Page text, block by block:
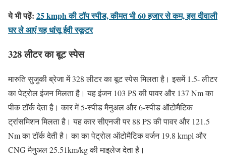
ये भी पढ़ें: 25 kmph की टॉप स्पीड, कीमत भी 60 हजार से कम, इस दीवाली
घर ले आएं यह धांसू ईवी स्कूटर
328 लीटर का बूट स्पेस
मारुति सुजुकी ब्रेजा में 328 लीटर का बूट स्पेस मिलता है। इसमें 1.5- लीटर
का पेट्रोल इंजन मिलता है। यह इंजन 103 PS की पावर और 137 Nm का
पीक टॉर्क देता है। कार में 5-स्पीड मैनुअल और 6-स्पीड ऑटोमैटिक
ट्रांसमिशन मिलता है। यह कार सीएनजी पर 88 PS की पावर और 121.5
Nm का टॉर्क देती है। का का पेट्रोल ऑटोमैटिक वर्जन 19.8 kmpl और
CNG मैनुअल 25.51km/kg की माइलेज देता है।